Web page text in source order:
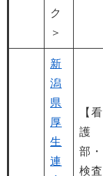
ク
＞
新
潟
県
厚
生
連
【看
護
部・
検査